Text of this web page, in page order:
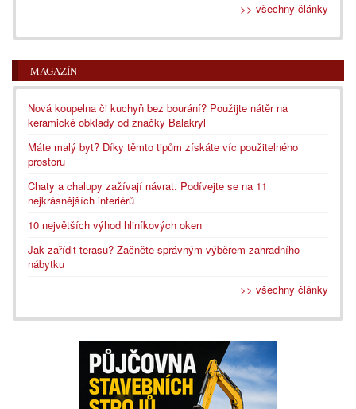
>> všechny články
MAGAZÍN
Nová koupelna či kuchyň bez bourání? Použijte nátěr na
keramické obklady od značky Balakryl
Máte malý byt? Díky těmto tipům získáte víc použitelného
prostoru
Chaty a chalupy zažívají návrat. Podívejte se na 11
nejkrásnějších interiérů
10 největších výhod hliníkových oken
Jak zařídit terasu? Začněte správným výběrem zahradního
nábytku
>> všechny články